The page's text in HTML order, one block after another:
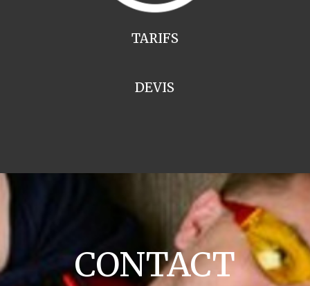
TARIFS
DEVIS
CONTACT